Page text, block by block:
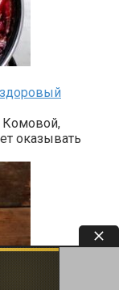
Комовой,
оказывать